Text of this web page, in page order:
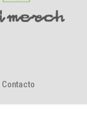
Contacto